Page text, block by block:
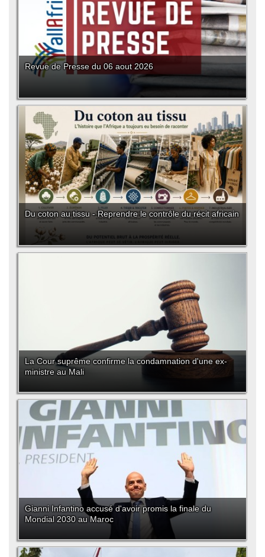
Revue de Presse du 06 aout 2026
Du coton au tissu - Reprendre le contrôle du récit africain
La Cour suprême confirme la condamnation d'une ex-
ministre au Mali
Gianni Infantino accusé d'avoir promis la finale du
Mondial 2030 au Maroc